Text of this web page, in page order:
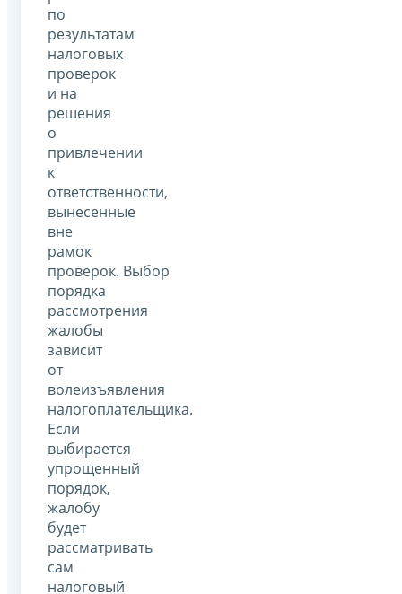
по
результатам
налоговых
проверок
и на
решения
о
привлечении
к
ответственности,
вынесенные
вне
рамок
проверок. Выбор
порядка
рассмотрения
жалобы
зависит
от
волеизъявления
налогоплательщика.
Если
выбирается
упрощенный
порядок,
жалобу
будет
рассматривать
сам
налоговый